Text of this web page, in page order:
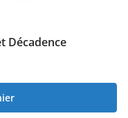
Décadence